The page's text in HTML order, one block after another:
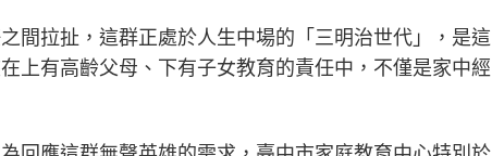
間拉扯，這群正處於人生中場的「三明治世代」，是這
上有高齡父母、下有子女教育的責任中，不僅是家中經